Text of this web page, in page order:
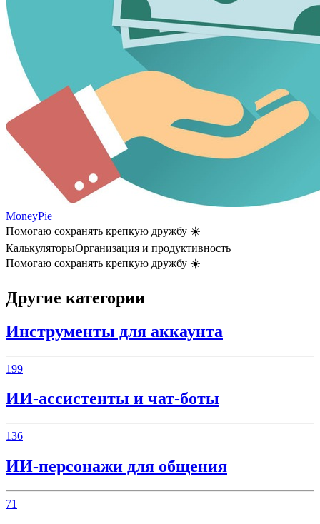
MoneyPie
Помогаю сохранять крепкую дружбу ☀️
КалькуляторыОрганизация и продуктивность
Помогаю сохранять крепкую дружбу ☀️
Другие категории
Инструменты для аккаунта
199
ИИ-ассистенты и чат-боты
136
ИИ-персонажи для общения
71